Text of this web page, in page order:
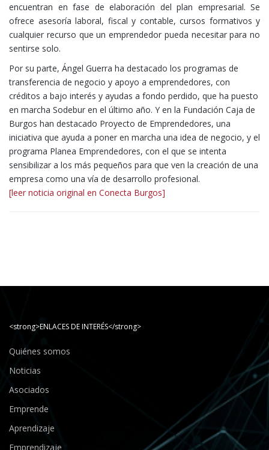
encuentran en fase de elaboración del plan empresarial. Se
ofrece asesoría laboral, fiscal y contable, cursos formativos y
cualquier recurso que un emprendedor pueda necesitar para no
sentirse solo.
Por su parte, Ángel Guerra ha destacado los programas de
transferencia de negocio y apoyo a emprendedores, con
créditos a bajo interés y ayudas a fondo perdido, que ha puesto
en marcha Sodebur en el último año. Y en la Fundación Caja de
Burgos han destacado Proyecto de Emprendedores, una
iniciativa que ayuda a poner en marcha una idea de negocio, y el
programa Planea Emprendedores, con el que se intenta
sensibilizar a los más pequeños para que ven la creación de una
empresa como una vía de desarrollo profesional.
[leer noticia original en Conecta Burgos]
<strong>ENLACES DE INTERÉS</strong>
Quiénes somos
Noticias
Asociados
Emprende
Aprendizaje
Emprendizaje